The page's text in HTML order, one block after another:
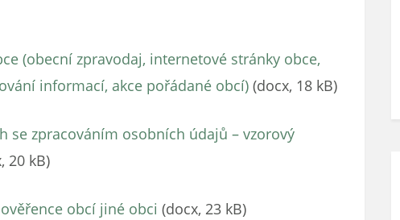
(obecní zpravodaj, internetové stránky obce,
informací, akce pořádané obcí) (docx, 18 kB)
se zpracováním osobních údajů – vzorový
20 kB)
obcí jiné obci (docx, 23 kB)